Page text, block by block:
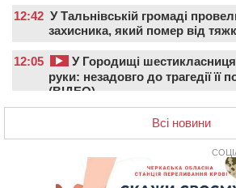
12:42 У Тальнівській громаді
захисника, який помер від
12:05
У Городищі
руки: незадовго до трагедії її
(ВІДЕО)
Учителя Черкаської гімназії
На Черкащині запрацювала
Всі новини